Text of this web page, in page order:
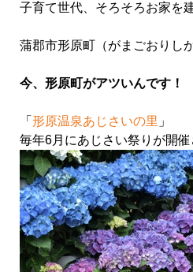
子育て世代、そろそろお家を
蒲郡市形原町（がまごおりし
今、形原町がアツいんです！
「 形原温泉あじさいの里 」
毎年6月にあじさい祭りが開